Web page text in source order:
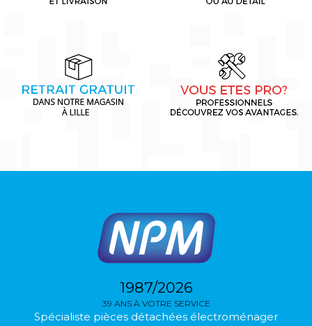
1987/2026
39 ANS À VOTRE SERVICE
Spécialiste pièces détachées électroménager